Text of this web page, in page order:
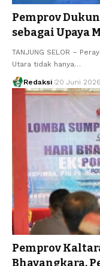
Pemprov
sebagai Upaya
TANJUNG SELOR –
Utara tidak hanya…
Redaksi 20 Juni 2026
Pemprov
Bhayangkara,